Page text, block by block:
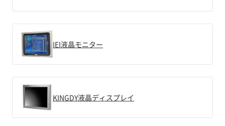
IEI液晶モニター
KINGDY液晶ディスプレイ